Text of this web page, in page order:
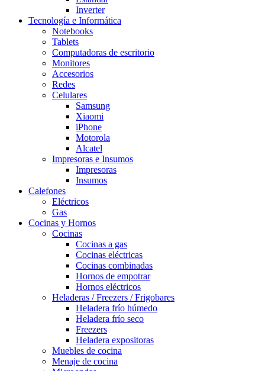
Inverter
Tecnología e Informática
Notebooks
Tablets
Computadoras de escritorio
Monitores
Accesorios
Redes
Celulares
Samsung
Xiaomi
iPhone
Motorola
Alcatel
Impresoras e Insumos
Impresoras
Insumos
Calefones
Eléctricos
Gas
Cocinas y Hornos
Cocinas
Cocinas a gas
Cocinas eléctricas
Cocinas combinadas
Hornos de empotrar
Hornos eléctricos
Heladeras / Freezers / Frigobares
Heladera frío húmedo
Heladera frío seco
Freezers
Heladera expositoras
Muebles de cocina
Menaje de cocina